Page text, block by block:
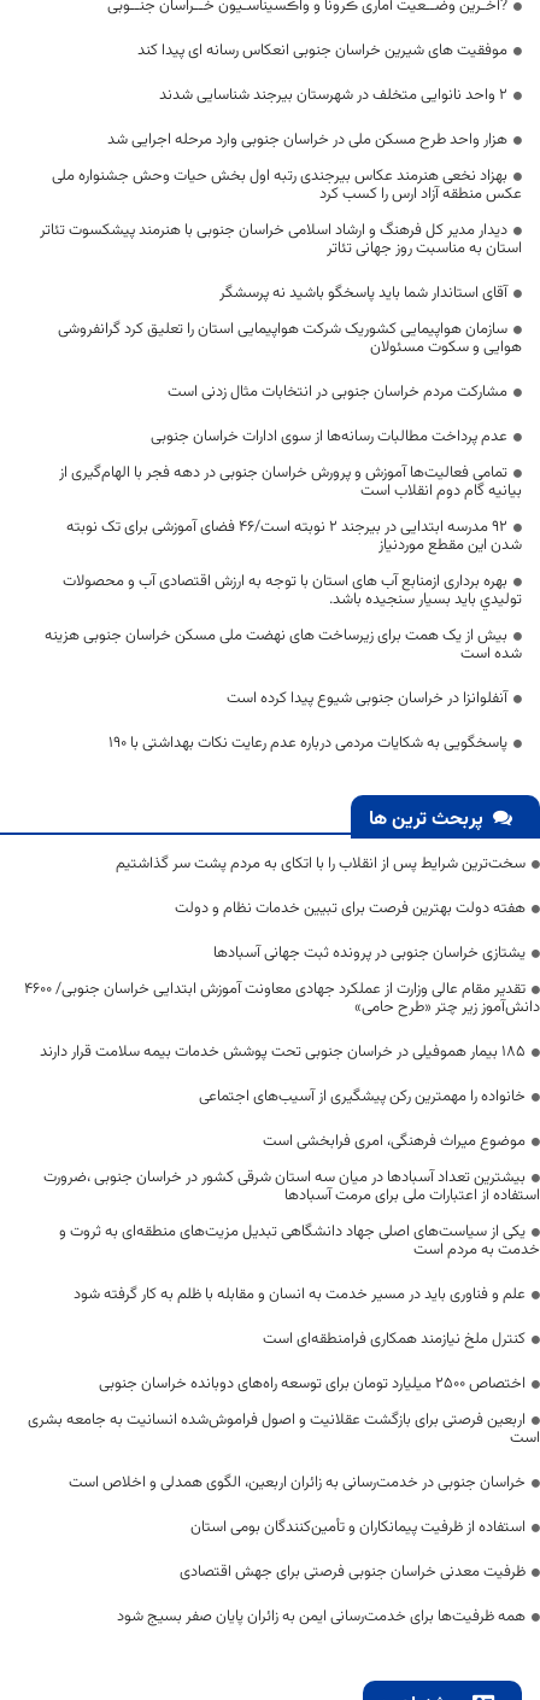
?آخـرین وضــعیت آماری ڪرونا و واڪسیناسـیون خــراسان جنــوبی
موفقیت های شیرین خراسان جنوبی انعکاس رسانه ای پیدا کند
۲ واحد نانوایی متخلف در شهرستان بیرجند شناسایی شدند
هزار واحد طرح مسکن ملی در خراسان جنوبی وارد مرحله اجرایی شد
بهزاد نخعی هنرمند عکاس بیرجندی رتبه اول بخش حیات وحش جشنواره ملی
عکس منطقه آزاد ارس را کسب کرد
دیدار مدیر کل فرهنگ و ارشاد اسلامی خراسان جنوبی با هنرمند پیشکسوت تئاتر
استان به مناسبت روز جهانی تئاتر
آقای استاندار شما باید پاسخگو باشید نه پرسشگر
سازمان هواپیمایی کشوریک شرکت هواپیمایی استان را تعلیق کرد گرانفروشی
هوایی و سکوت مسئولان
مشارکت مردم خراسان جنوبی در انتخابات مثال زدنی است
عدم پرداخت مطالبات رسانه‌ها از سوی ادارات خراسان جنوبی
تمامی فعالیت‌ها آموزش و پرورش خراسان جنوبی در دهه فجر با الهام‌گیری از
بیانیه گام دوم انقلاب است
۹۲ مدرسه ابتدایی در بیرجند ۲ نوبته است/۴۶ فضای آموزشی برای تک نوبته
شدن این مقطع موردنیاز
بهره برداری ازمنابع آب های استان با توجه به ارزش اقتصادی آب و محصولات
توليدي بايد بسيار سنجيده باشد.
بیش از یک همت برای زیرساخت‌ های نهضت ملی مسکن خراسان جنوبی هزینه
شده است
آنفلوانزا در خراسان جنوبی شیوع پیدا کرده است
پاسخگویی به شکایات مردمی درباره عدم رعایت نکات بهداشتی با 190
پربحث ترین ها
سخت‌ترین شرایط پس از انقلاب را با اتکای به مردم پشت سر گذاشتیم
هفته دولت بهترین فرصت برای تبیین خدمات نظام و دولت
یشتازی خراسان جنوبی در پرونده ثبت جهانی آسبادها
تقدیر مقام عالی وزارت از عملکرد جهادی معاونت آموزش ابتدایی خراسان جنوبی/ ۴۶۰۰
دانش‌آموز زیر چتر «طرح حامی»
۱۸۵ بیمار هموفیلی در خراسان جنوبی تحت پوشش خدمات بیمه سلامت قرار دارند
خانواده را مهمترین رکن پیشگیری از آسیب‌های اجتماعی
موضوع میراث فرهنگی، امری فرابخشی است
بیشترین تعداد آسبادها در میان سه استان شرقی کشور در خراسان جنوبی ،ضرورت
استفاده از اعتبارات ملی برای مرمت آسبادها
یکی از سیاست‌های اصلی جهاد دانشگاهی تبدیل مزیت‌های منطقه‌ای به ثروت و
خدمت به مردم است
علم و فناوری باید در مسیر خدمت به انسان و مقابله با ظلم به کار گرفته شود
کنترل ملخ نیازمند همکاری فرامنطقه‌ای است
اختصاص 2500 میلیارد تومان برای توسعه راه‌های دوبانده خراسان جنوبی
اربعین فرصتی برای بازگشت عقلانیت و اصول فراموش‌شده انسانیت به جامعه بشری
است
خراسان جنوبی در خدمت‌رسانی به زائران اربعین، الگوی همدلی و اخلاص است
استفاده از ظرفیت پیمانکاران و تأمین‌کنندگان بومی استان
ظرفیت معدنی خراسان جنوبی فرصتی برای جهش اقتصادی
همه ظرفیت‌ها برای خدمت‌رسانی ایمن به زائران پایان صفر بسیج شود